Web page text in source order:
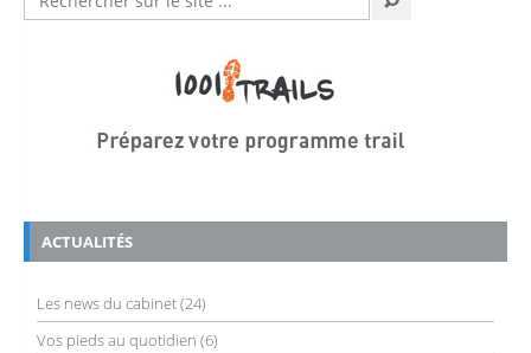
ACTUALITÉS
Les news du cabinet(24)
Vos pieds au quotidien (6)